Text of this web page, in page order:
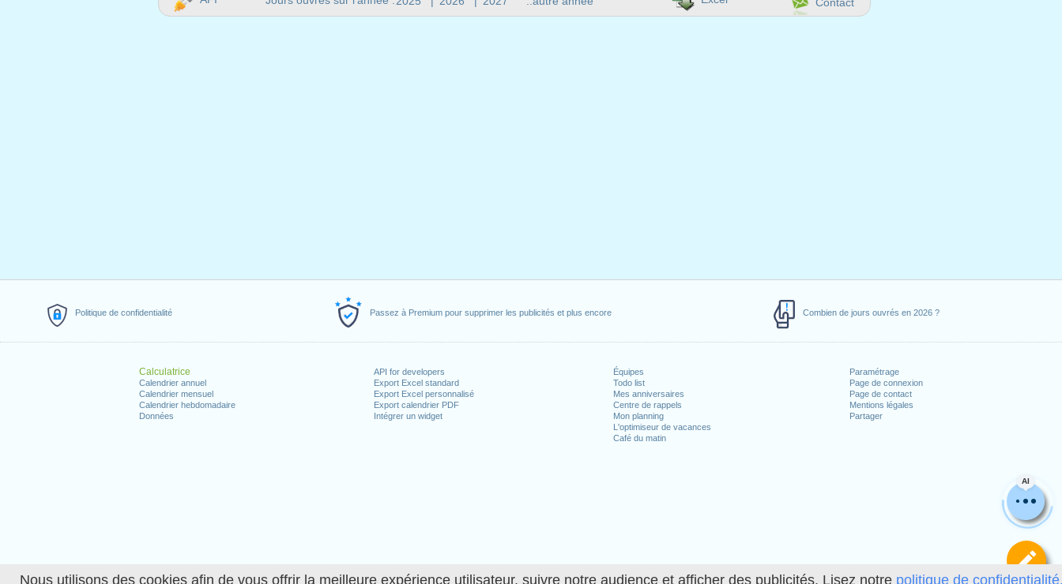
Nous utilisons des cookies afin de vous offrir la meilleure expérience utilisateur, suivre notre audience et afficher des publicités. Lisez notre politique de
Politique de confidentialité Passez à Premium pour supprimer les publicités et plus encore Combien de jours ouvrés en 2026 ?
Calculatrice
Calendrier annuel
Calendrier mensuel
Calendrier hebdomadaire
Données
API for developers
Export Excel standard
Export Excel personnalisé
Export calendrier PDF
Intégrer un widget
Équipes
Todo list
Mes anniversaires
Centre de rappels
Mon planning
L'optimiseur de vacances
Café du matin
Paramétrage
Page de connexion
Page de contact
Mentions légales
Partager
AI